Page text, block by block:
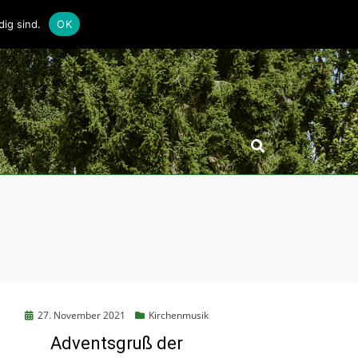
Posted27. November 2021 Kirchenmusik
Adventsgruß der
sind. OK